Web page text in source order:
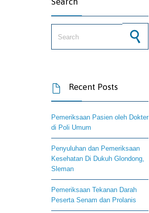
 Recent Posts
Pemeriksaan Pasien oleh Dokter
di Poli Umum
Penyuluhan dan Pemeriksaan
Kesehatan Di Dukuh Glondong,
Sleman
Pemeriksaan Tekanan Darah
Peserta Senam dan Prolanis